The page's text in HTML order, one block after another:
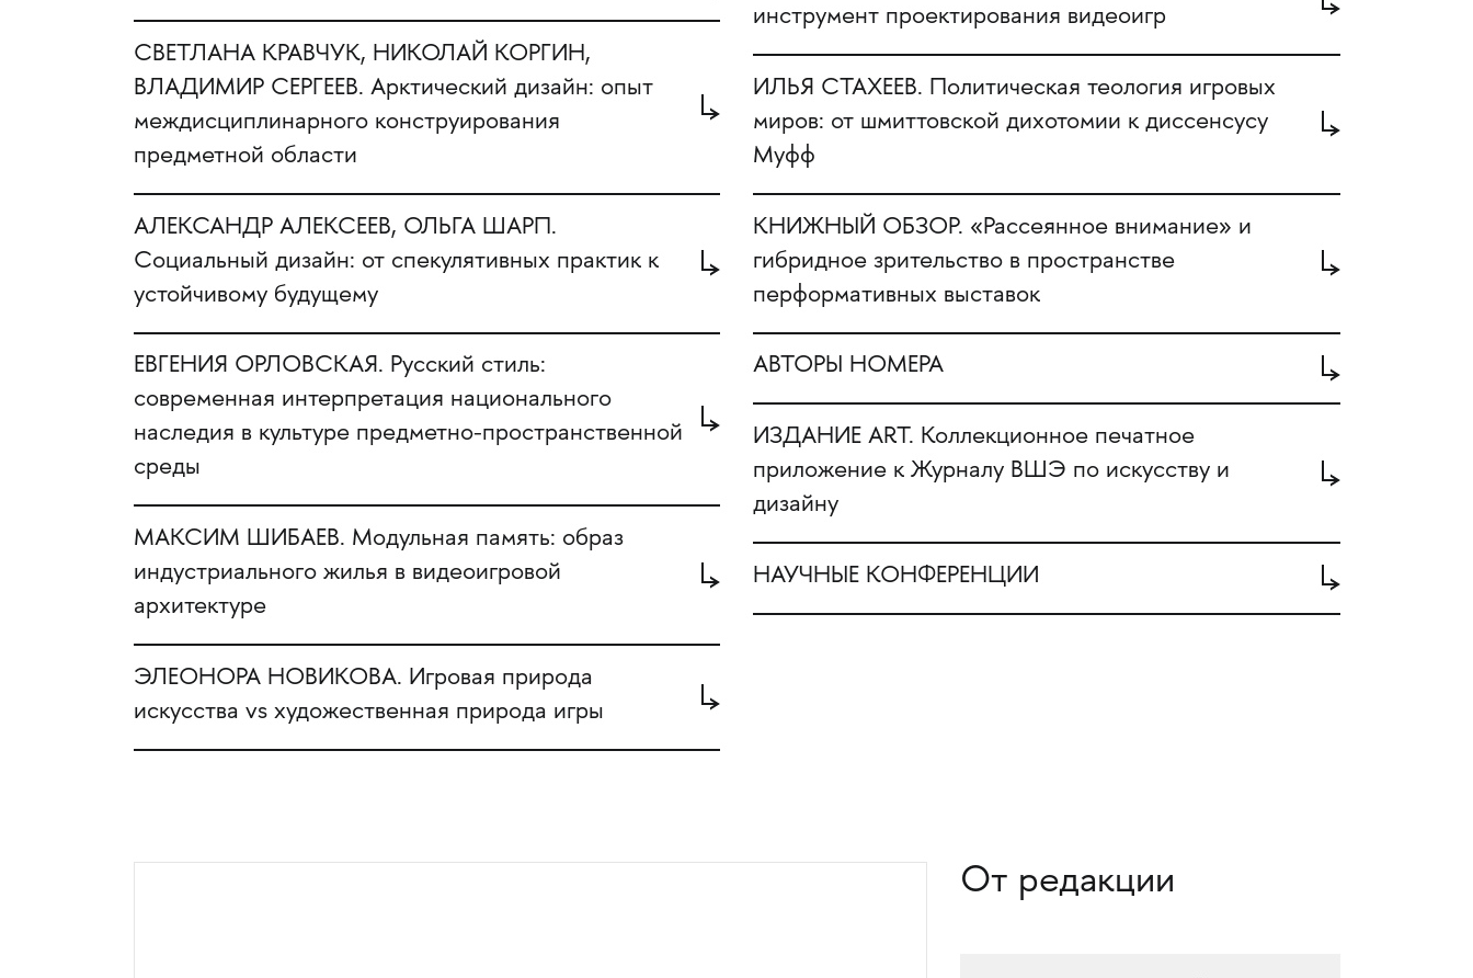
СВЕТЛАНА КРАВЧУК, НИКОЛАЙ КОРГИН,
ВЛАДИМИР СЕРГЕЕВ. Арктический дизайн: опыт
междисциплинарного конструирования
предметной области
АЛЕКСАНДР АЛЕКСЕЕВ, ОЛЬГА ШАРП.
Социальный дизайн: от спекулятивных практик к
устойчивому будущему
ЕВГЕНИЯ ОРЛОВСКАЯ. Русский стиль:
современная интерпретация национального
наследия в культуре предметно-пространственной
среды
МАКСИМ ШИБАЕВ. Модульная память: образ
индустриального жилья в видеоигровой
архитектуре
ЭЛЕОНОРА НОВИКОВА. Игровая природа
искусства vs художественная природа игры
инструмент проектирования видеоигр
ИЛЬЯ СТАХЕЕВ. Политическая теология игровых
миров: от шмиттовской дихотомии к диссенсусу
Муфф
КНИЖНЫЙ ОБЗОР. «Рассеянное внимание» и
гибридное зрительство в пространстве
перформативных выставок
АВТОРЫ НОМЕРА
ИЗДАНИЕ ART. Коллекционное печатное
приложение к Журналу ВШЭ по искусству и
дизайну
НАУЧНЫЕ КОНФЕРЕНЦИИ
От редакции